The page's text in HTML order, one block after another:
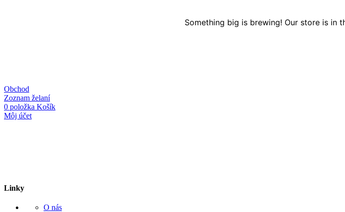
Something big is brewing! Our store is in
Obchod
Zoznam želaní
0 položka Košík
Môj účet
Linky
O nás